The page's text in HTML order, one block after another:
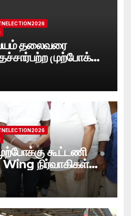
தலைவரை
முற்போக்கு
கூட்டணி
நிர்வாகிகள்